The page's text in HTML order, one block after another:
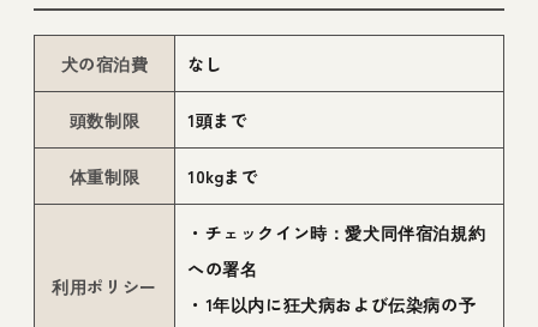
犬の宿泊費 なし
頭数制限 1頭まで
体重制限 10kgまで
利用ポリシー
・チェックイン時：愛犬同伴宿泊規約
への署名
・1年以内に狂犬病および伝染病の予